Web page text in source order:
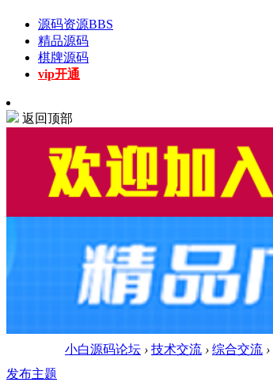
源码资源BBS
精品源码
棋牌源码
vip开通
返回顶部
小白源码论坛 › 技术交流 › 综合交流 ›
发布主题